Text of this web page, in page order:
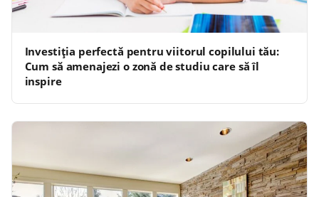
Investiția perfectă pentru viitorul copilului tău:
Cum să amenajezi o zonă de studiu care să îl
inspire